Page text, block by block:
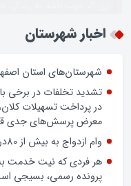
اخبار شهرستان
شهرستان‌های استان
تشدید تخلفات در
در پرداخت تسهیلات
معرض پرسش‌های جدی
وام ازدواج به بیش از 80درصد متقاضیان پرداخت شده است
هر فردی که نیت خدمت
پرونده رسمی، بسیجی